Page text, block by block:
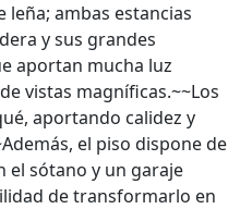
leña; ambas estancias
y sus grandes
aportan mucha luz
vistas magníficas.~~Los
aportando calidez y
el piso dispone de
el sótano y un garaje
de transformarlo en